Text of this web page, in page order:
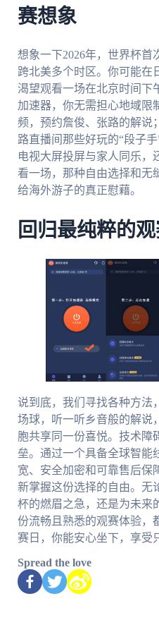
赛想象
想象一下2026年，世界杯首
跨北美多个时区。你可能在
渴望观看一场在北京时间下
加速器，你无需担心地域限
频，预约詹俊、张路的解说
路直播间那些好玩的“段子
电视大屏投屏与家人同乐，
看一场，那种自由选择和无
给海外游子的真正慰藉。
回归最纯粹的
说到底，我们寻找各种方法
场球，听一听乡音般的解说
胞共享同一份喜悦。技术障
垒。通过一个具备全球智能
宽、安全加密和可靠售后保
新掌握这份选择的自由。无
杯的燃眉之急，还是为未来
份流畅且熟悉的观赛体验，
赛日，你能安心坐下，享受
Spread the love